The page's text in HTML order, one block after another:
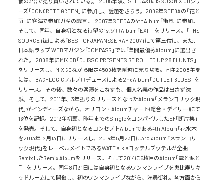
ーズ「CONCRETE GREEN」に参加し、話題をさらう。2006年SEEDAの「花と
雨」に客演で参加(ガキの戯言)。 2007年SEEDAの4thAlbum「街風」に参加。
そして、同年、自身初となる待望の1stソロAlbum「EXIT」をリリース。「THE
SOURCE」誌に よる「BEST OF JAPANESE RAP 2007」にて第三位に、また、
日本語ラップ WEBマガジン「COMPASS」では「年間最優秀Album」に選出さ
れた。 2008年にMIX CD「DJ ISSO PRESENTS RE ROLLED UP 28 BLUNTS」
をリリースし、MIX CDながら限定4500枚を瞬時に売り切る。同年2008年夏
には、 BACHLOGICフルプロデュースによる2ndAlbum「OUTLET BLUES」を
リリース。 その後、数々の客演をこなすも、個人名義の作品は出さず沈
黙。そして、2011年、3年振りのリリースとなったAlbum「メランコリック現
代」がインディーズながら、オリコン・Albumチャート(総合・デイリー)にて
16位を記録。2013年初頭、昨年までのSingleをコンパイルしたEP「断片集」
を発売。そして、自身初となるコンセプトAlbumである4th Album「花水木」
を2013年12月13日にリリースし、2014年5月23日に3rd Album「メランコリ
ック現代」をレーベルメイトであるWATT a.k.aヨッテルブッテルが全曲
RemixしたRemix Albumをリリース。そして2014に5枚目のAlbum「雲と泥と
手」をリリース。同年8月31日には自身初となるワンマンライブを恵比寿リキ
ッドルームにて開催し、初のワンマンライブながら、満員御礼。各方面から